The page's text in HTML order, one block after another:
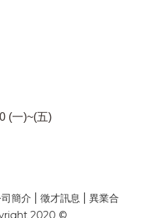
(一)~(五)
簡介 徵才訊息
異業合
2020 ©